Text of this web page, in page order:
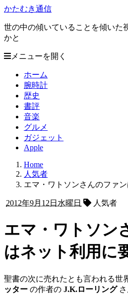
かたむき通信
世の中の傾いていることを傾いた
かと
メニューを開く
ホーム
腕時計
歴史
書評
音楽
グルメ
ガジェット
Apple
Home
人気者
エマ・ワトソンさんのファ
2012年9月12日水曜日 人気者
エマ・ワトソン
はネット利用に
聖書の次に売れたとも言われる世
ッター の作者の J.K.ローリングさ